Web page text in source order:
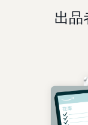
出品